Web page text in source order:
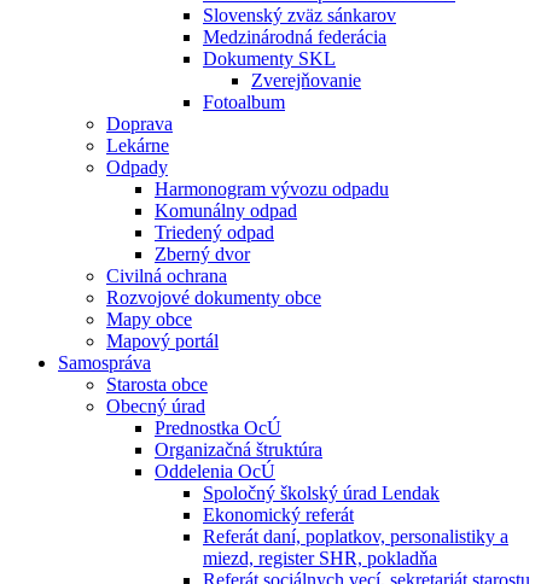
Slovenský zväz sánkarov
Medzinárodná federácia
Dokumenty SKL
Zverejňovanie
Fotoalbum
Doprava
Lekárne
Odpady
Harmonogram vývozu odpadu
Komunálny odpad
Triedený odpad
Zberný dvor
Civilná ochrana
Rozvojové dokumenty obce
Mapy obce
Mapový portál
Samospráva
Starosta obce
Obecný úrad
Prednostka OcÚ
Organizačná štruktúra
Oddelenia OcÚ
Spoločný školský úrad Lendak
Ekonomický referát
Referát daní, poplatkov, personalistiky a
miezd, register SHR, pokladňa
Referát sociálnych vecí, sekretariát starostu